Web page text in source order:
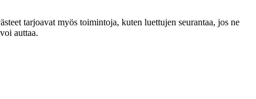
tarjoavat myös toimintoja, kuten luettujen seurantaa, jos ne
auttaa.